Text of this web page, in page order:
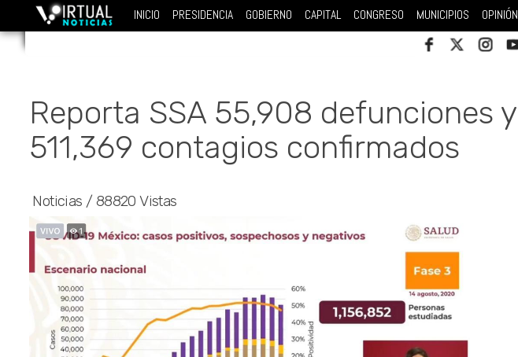
INICIO PRESIDENCIA GOBIERNO CAPITAL CONGRESO MUNICIPIOS OPINIÓN
Reporta SSA 55,908 defunciones y
511,369 contagios confirmados
Noticias / 88820 Vistas